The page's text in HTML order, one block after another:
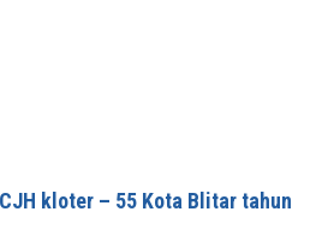
kloter – 55 Kota Blitar tahun